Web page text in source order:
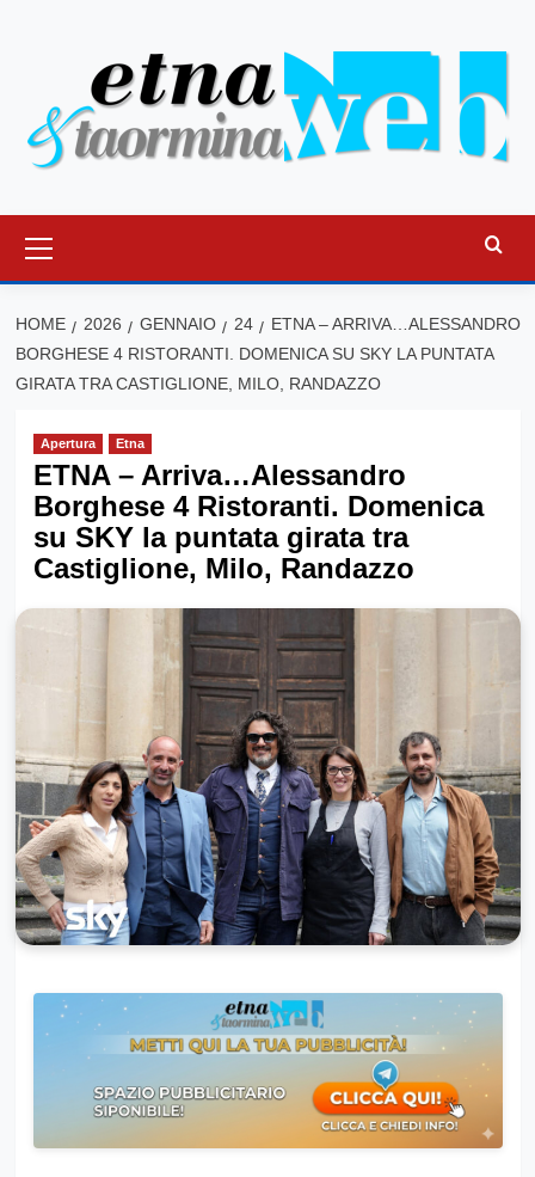
principale
HOME 2026 GENNAIO 24
ETNA – ARRIVA…ALESSANDRO
BORGHESE 4 RISTORANTI. DOMENICA SU SKY LA PUNTATA
GIRATA TRA CASTIGLIONE, MILO, RANDAZZO
Apertura Etna
ETNA – Arriva…Alessandro
Borghese 4 Ristoranti. Domenica
su SKY la puntata girata tra
Castiglione, Milo, Randazzo